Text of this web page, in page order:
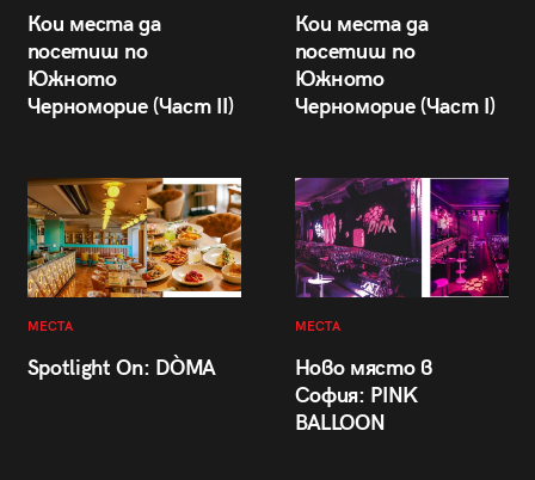
Кои места да
посетиш по
Южното
Черноморие (Част II)
Кои места да
посетиш по
Южното
Черноморие (Част I)
МЕСТА
Spotlight On: DÒMA
МЕСТА
Ново място в
София: PINK
BALLOON